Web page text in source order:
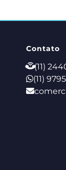
Contato
(11)
(11)